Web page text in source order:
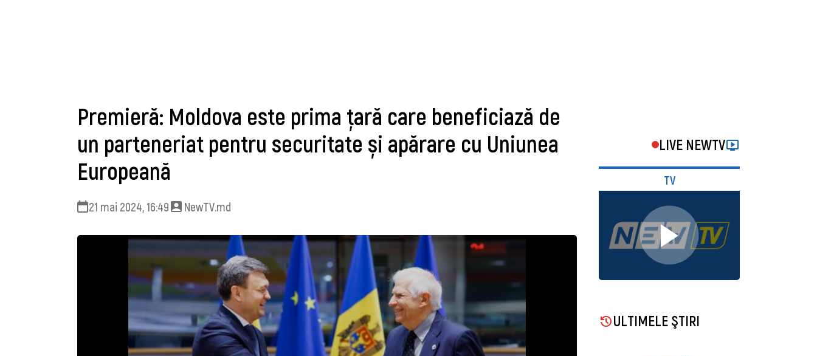
Premieră: Moldova este prima țară care beneficiază de
un parteneriat pentru securitate și apărare cu Uniunea
Europeană
21 mai 2024, 16:49 NewTV.md
LIVE NEWTV
TV
ULTIMELE ŞTIRI